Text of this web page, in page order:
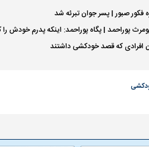
فکور صبور | پسر جوان تبرئه شد
پوراحمد | پگاه پوراحمد: اینکه پدرم
افرادی که قصد خودکشی داشتند